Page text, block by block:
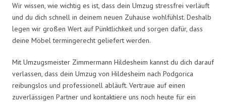
Wir wissen, wie wichtig es ist, dass dein Umzug stressfrei verläuft
und du dich schnell in deinem neuen Zuhause wohlfühlst. Deshalb
legen wir großen Wert auf Pünktlichkeit und sorgen dafür, dass
deine Möbel termingerecht geliefert werden.
Mit Umzugsmeister Zimmermann Hildesheim kannst du dich darauf
verlassen, dass dein Umzug von Hildesheim nach Podgorica
reibungslos und professionell abläuft. Vertraue auf einen
zuverlässigen Partner und kontaktiere uns noch heute für ein